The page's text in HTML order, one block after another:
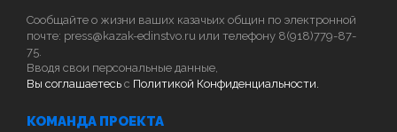
Сообщайте о жизни ваших казачьих общин по электронной
почте: press@kazak-edinstvo.ru или телефону 8(918)779-87-
75.
Вводя свои персональные данные,
Вы соглашаетесь с Политикой Конфиденциальности.
КОМАНДА ПРОЕКТА